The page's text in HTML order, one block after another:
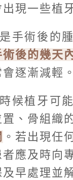
現一些植
手術後的
後的幾天
逐漸減輕。
候植牙可
、骨組織
。若出現任
應及時向
早處理並